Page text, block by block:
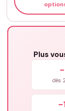
Plus
dès
-